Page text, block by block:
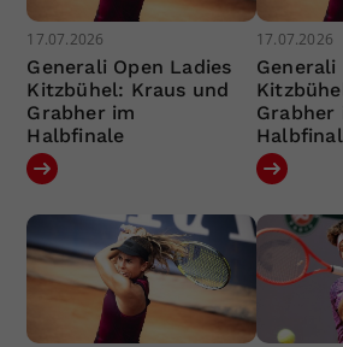
17.07.2026
Generali Open Ladies
Kitzbühel: Kraus und
Grabher im
Halbfinale
17.07.2026
Generali
Grabher